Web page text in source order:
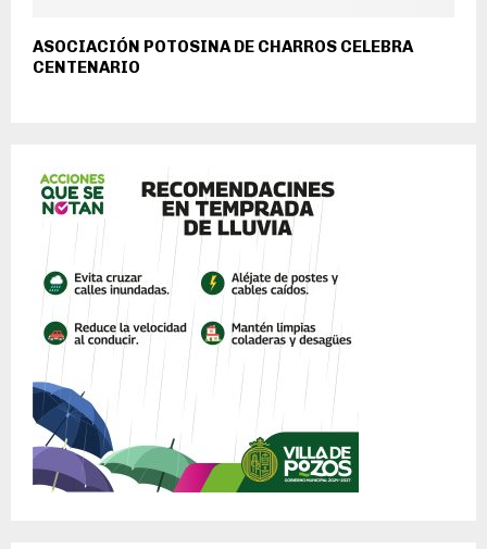
ASOCIACIÓN POTOSINA DE CHARROS CELEBRA
CENTENARIO